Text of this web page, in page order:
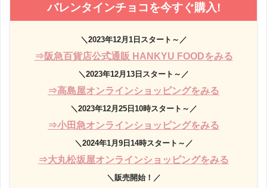
バレンタインチョコを今すぐ購入!
＼2023年12月1日スタート～／
⇒阪急百貨店公式通販 HANKYU FOODをみる
＼2023年12月13日スタート～／
⇒高島屋オンラインショッピングをみる
＼2023年12月25日10時スタート～／
⇒小田急オンラインショッピングをみる
＼2024年1月9日14時スタート～／
⇒大丸松坂屋オンラインショッピングをみる
＼販売開始！／